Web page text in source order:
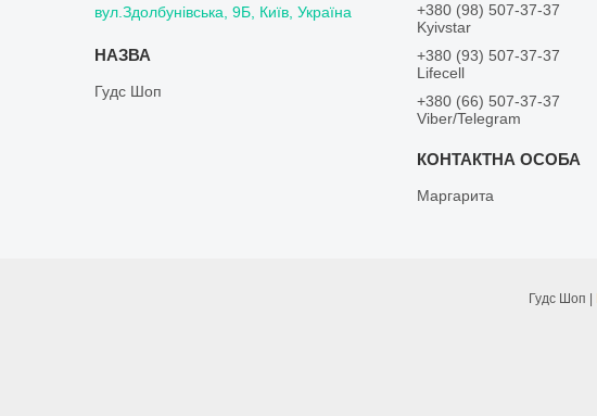
вул.Здолбунівська, 9Б, Київ, Україна
Гудс Шоп
+380 (98) 507-37-37
Kyivstar
+380 (93) 507-37-37
Lifecell
+380 (66) 507-37-37
Viber/Telegram
Маргарита